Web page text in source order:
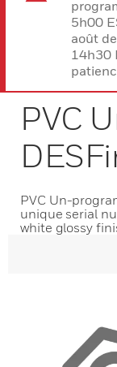
5h00
août
14h30
PVC
PVC Un-
unique serial
white glossy